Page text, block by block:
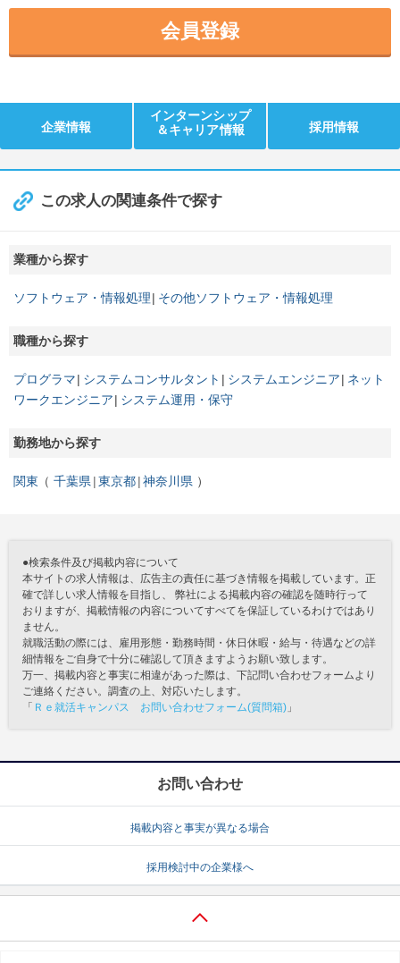
会員登録
企業情報
インターンシップ
＆キャリア情報
採用情報
この求人の関連条件で探す
業種から探す
ソフトウェア・情報処理 その他ソフトウェア・情報処理
職種から探す
プログラマ システムコンサルタント システムエンジニア
ネット
ワークエンジニア
システム運用・保守
勤務地から探す
関東 千葉県 東京都 神奈川県
●検索条件及び掲載内容について
本サイトの求人情報は、広告主の責任に基づき情報を掲載しています。正
確で詳しい求人情報を目指し、 弊社による掲載内容の確認を随時行って
おりますが、掲載情報の内容についてすべてを保証しているわけではあり
ません。
就職活動の際には、雇用形態・勤務時間・休日休暇・給与・待遇などの詳
細情報をご自身で十分に確認して頂きますようお願い致します。
万一、掲載内容と事実に相違があった際は、下記問い合わせフォームより
ご連絡ください。調査の上、対応いたします。
「 Ｒｅ就活キャンパス お問い合わせフォーム(質問箱) 」
お問い合わせ
掲載内容と事実が異なる場合
採用検討中の企業様へ